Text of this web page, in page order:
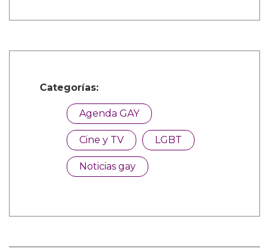
Categorías:
Agenda GAY
Cine y TV LGBT
Noticias gay